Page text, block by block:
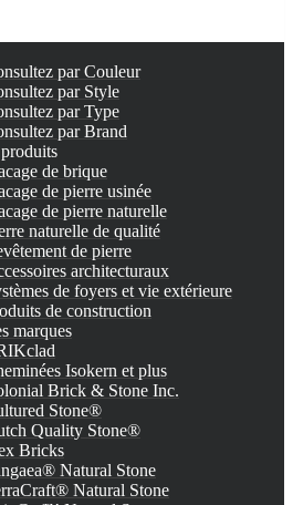
par Couleur
par Style
par Type
par Brand
de brique
de pierre usinée
de pierre naturelle
naturelle de qualité
de pierre
architecturaux
de foyers et vie extérieure
de construction
marques
Isokern et plus
Brick & Stone Inc.
Stone®
Quality Stone®
Bricks
Natural Stone
Natural Stone